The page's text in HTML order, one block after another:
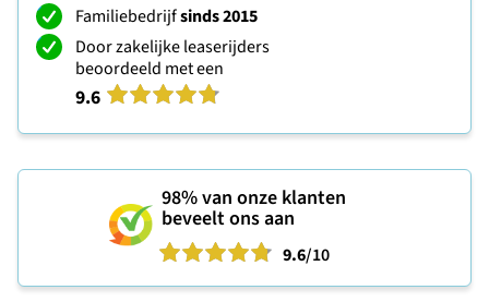
Familiebedrijfsinds 2015
Door zakelijke leaserijders
beoordeeld met een
9.6
98%van onze klanten
beveelt ons aan
9.6/10